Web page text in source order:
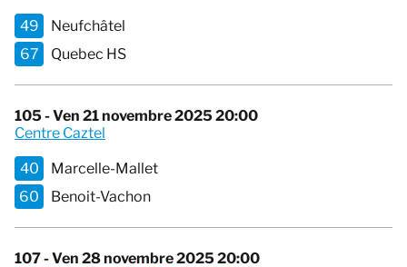
49
Neufchâtel
67
Quebec HS
105 - Ven 21 novembre 2025 20:00
Centre Caztel
40
Marcelle-Mallet
60
Benoit-Vachon
107 - Ven 28 novembre 2025 20:00